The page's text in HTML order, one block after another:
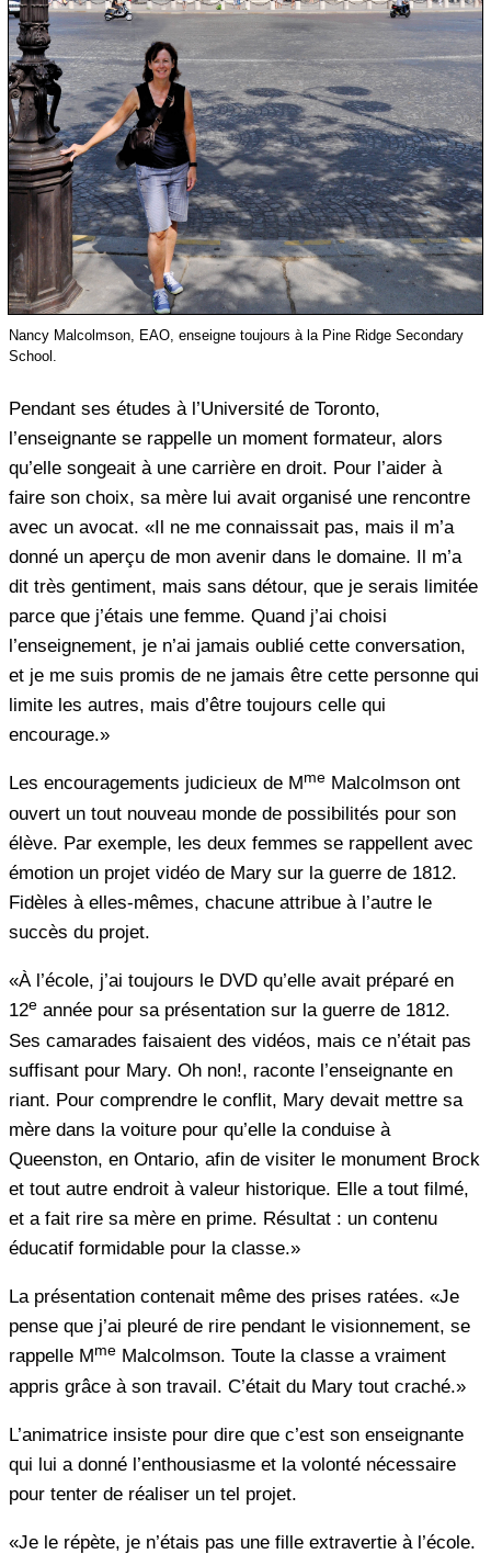
Nancy Malcolmson, EAO, enseigne toujours à la Pine Ridge Secondary
School.
Pendant ses études à l’Université de Toronto,
l’enseignante se rappelle un moment formateur, alors
qu’elle songeait à une carrière en droit. Pour l’aider à
faire son choix, sa mère lui avait organisé une rencontre
avec un avocat. «Il ne me connaissait pas, mais il m’a
donné un aperçu de mon avenir dans le domaine. Il m’a
dit très gentiment, mais sans détour, que je serais limitée
parce que j’étais une femme. Quand j’ai choisi
l’enseignement, je n’ai jamais oublié cette conversation,
et je me suis promis de ne jamais être cette personne qui
limite les autres, mais d’être toujours celle qui
encourage.»
Les encouragements judicieux de Mme Malcolmson ont
ouvert un tout nouveau monde de possibilités pour son
élève. Par exemple, les deux femmes se rappellent avec
émotion un projet vidéo de Mary sur la guerre de 1812.
Fidèles à elles-mêmes, chacune attribue à l’autre le
succès du projet.
«À l’école, j’ai toujours le DVD qu’elle avait préparé en
12e année pour sa présentation sur la guerre de 1812.
Ses camarades faisaient des vidéos, mais ce n’était pas
suffisant pour Mary. Oh non!, raconte l’enseignante en
riant. Pour comprendre le conflit, Mary devait mettre sa
mère dans la voiture pour qu’elle la conduise à
Queenston, en Ontario, afin de visiter le monument Brock
et tout autre endroit à valeur historique. Elle a tout filmé,
et a fait rire sa mère en prime. Résultat : un contenu
éducatif formidable pour la classe.»
La présentation contenait même des prises ratées. «Je
pense que j’ai pleuré de rire pendant le visionnement, se
rappelle Mme Malcolmson. Toute la classe a vraiment
appris grâce à son travail. C’était du Mary tout craché.»
L’animatrice insiste pour dire que c’est son enseignante
qui lui a donné l’enthousiasme et la volonté nécessaire
pour tenter de réaliser un tel projet.
«Je le répète, je n’étais pas une fille extravertie à l’école.